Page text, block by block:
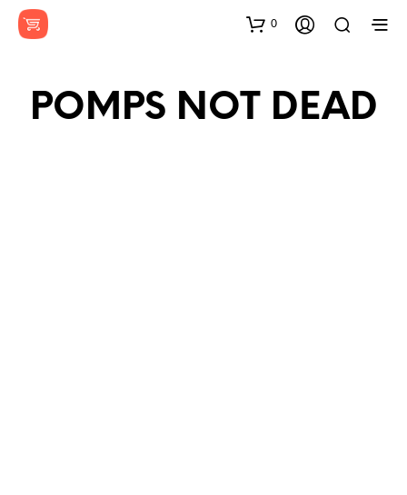
0
POMPS NOT DEAD